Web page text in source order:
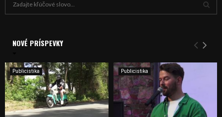
i
e
:
Y
H
NOVÉ PRÍSPEVKY
Publicistika Publicistika